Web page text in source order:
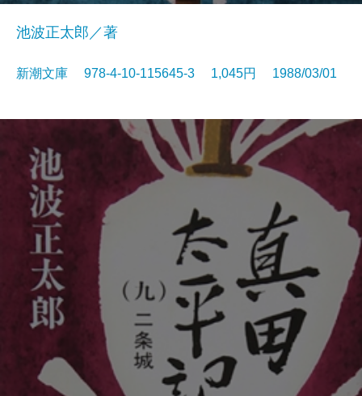
池波正太郎／著
新潮文庫 978-4-10-115645-3 1,045円 1988/03/01